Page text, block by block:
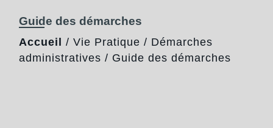
Guide des démarches
Accueil / Vie Pratique / Démarches
administratives / Guide des démarches